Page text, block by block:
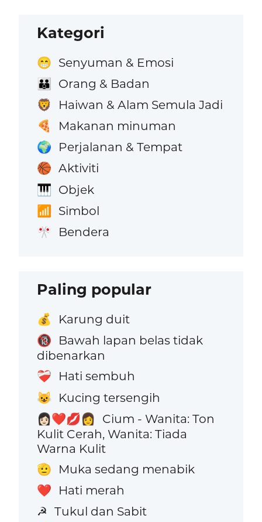
Kategori
😁 Senyuman & Emosi
👪 Orang & Badan
🦁 Haiwan & Alam Semula Jadi
🍕 Makanan minuman
🌍 Perjalanan & Tempat
🏀 Aktiviti
🎹 Objek
📶 Simbol
🎌 Bendera
Paling popular
💰 Karung duit
🔞
Bawah lapan belas tidak
dibenarkan
❤️‍🩹 Hati sembuh
😺 Kucing tersengih
👩🏻‍❤️‍💋‍👩
Cium - Wanita: Ton
Kulit Cerah, Wanita: Tiada
Warna Kulit
🫡 Muka sedang menabik
❤️ Hati merah
☭ Tukul dan Sabit